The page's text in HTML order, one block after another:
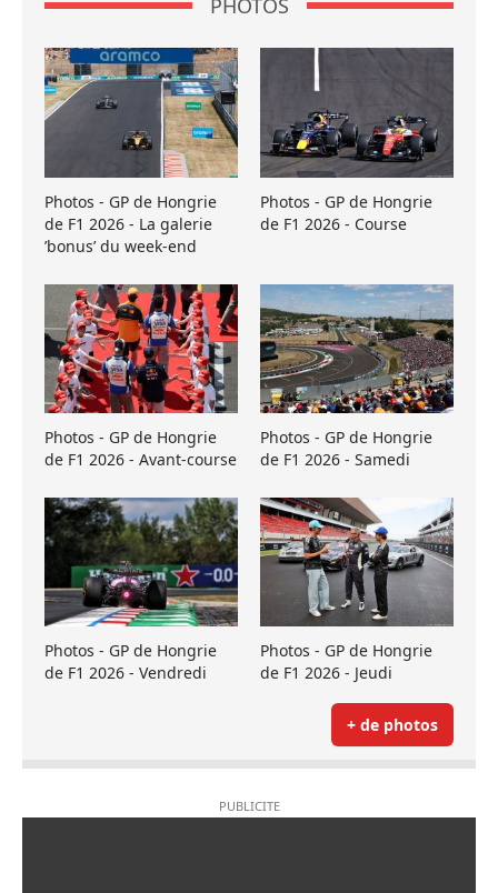
PHOTOS
Photos - GP de Hongrie
de F1 2026 - La galerie
’bonus’ du week-end
Photos - GP de Hongrie
de F1 2026 - Course
Photos - GP de Hongrie
de F1 2026 - Avant-course
Photos - GP de Hongrie
de F1 2026 - Samedi
Photos - GP de Hongrie
de F1 2026 - Vendredi
Photos - GP de Hongrie
de F1 2026 - Jeudi
+ de photos